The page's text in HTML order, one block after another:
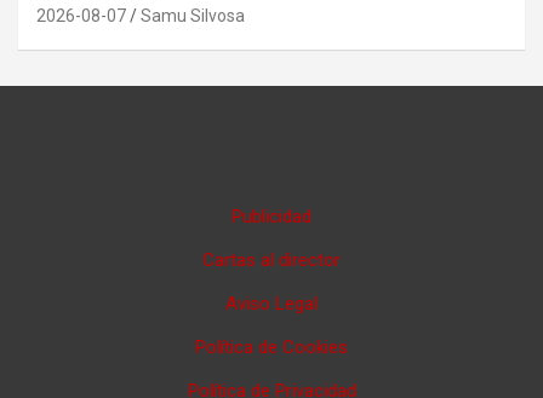
2026-08-07 Samu Silvosa
Publicidad
Cartas al director
Aviso Legal
Política de Cookies
Política de Privacidad